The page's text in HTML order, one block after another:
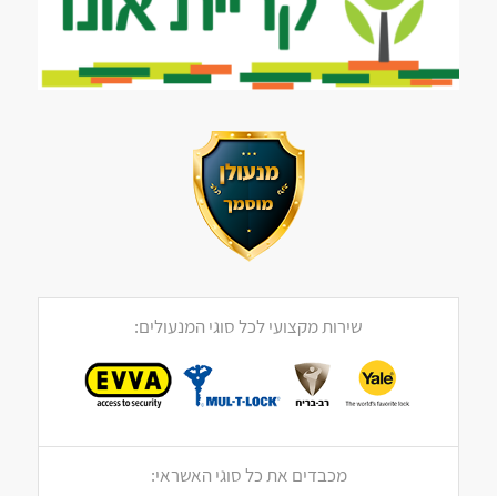
שירות מקצועי לכל סוגי המנעולים:
מכבדים את כל סוגי האשראי: